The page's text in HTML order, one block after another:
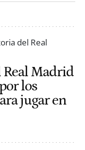
Real Madrid
los
jugar en